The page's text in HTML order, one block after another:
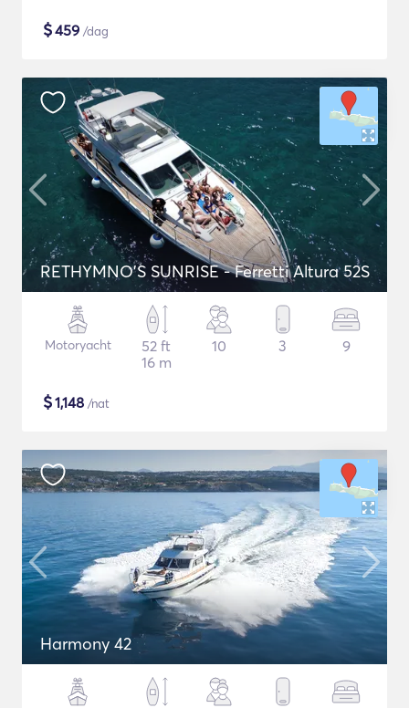
$459 /dag
RETHYMNO'S SUNRISE - Ferretti Altura 52S
Motoryacht
52 ft
16 m
10 3 9
$1,148 /nat
Harmony 42